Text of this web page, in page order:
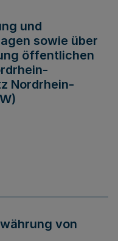
und
sowie über
öffentlichen
Nordrhein-
von